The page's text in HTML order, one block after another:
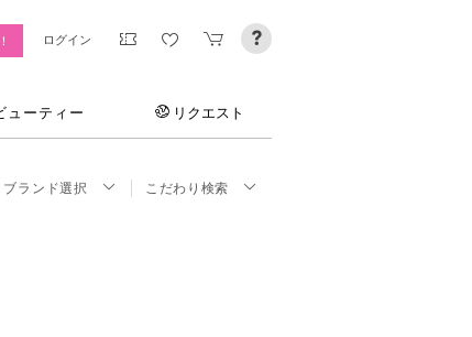
ログイン
ューティー リクエスト
ブランド選択 こだわり検索